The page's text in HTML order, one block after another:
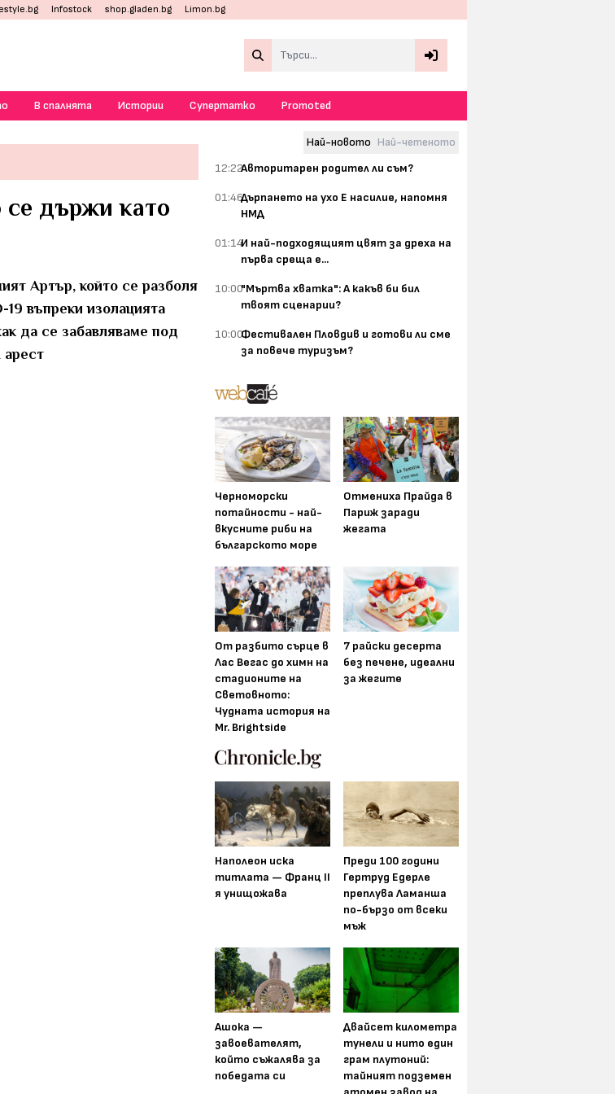
Infostock shop.gladen.bg Limon.bg
В спалнята Истории Супертатко Promoted
се държи като
Артър, който се разболя
19 въпреки изолацията
да се забавляваме под
Най-новото Най-четеното
12:22Авторитарен родител ли съм?
01:46Дърпането на ухо Е насилие, напомня
НМД
01:14И най-подходящият цвят за дреха на
първа среща е...
10:00"Мъртва хватка": А какъв би бил
твоят сценарии?
10:00Фестивален Пловдив и готови ли сме
за повече туризъм?
Черноморски
потайности - най-
вкусните риби на
българското море
Отмениха Прайда в
Париж заради
жегата
От разбито сърце в
Лас Вегас до химн на
стадионите на
Световното:
Чудната история на
Mr. Brightside
7 райски десерта
без печене, идеални
за жегите
Наполеон иска
титлата — Франц II
я унищожава
Преди 100 години
Гертруд Едерле
преплува Ламанша
по-бързо от всеки
мъж
Ашока —
завоевателят,
който съжалява за
победата си
Двайсет километра
тунели и нито един
грам плутоний:
тайният подземен